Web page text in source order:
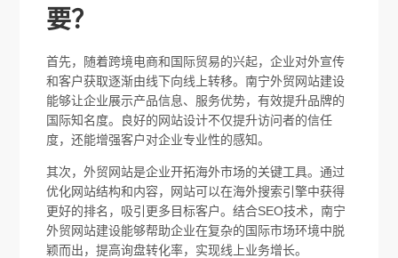
要？
首先，随着跨境电商和国际贸易的兴起，企业对外宣传
和客户获取逐渐由线下向线上转移。南宁外贸网站建设
能够让企业展示产品信息、服务优势，有效提升品牌的
国际知名度。良好的网站设计不仅提升访问者的信任
度，还能增强客户对企业专业性的感知。
其次，外贸网站是企业开拓海外市场的关键工具。通过
优化网站结构和内容，网站可以在海外搜索引擎中获得
更好的排名，吸引更多目标客户。结合SEO技术，南宁
外贸网站建设能够帮助企业在复杂的国际市场环境中脱
颖而出，提高询盘转化率，实现线上业务增长。